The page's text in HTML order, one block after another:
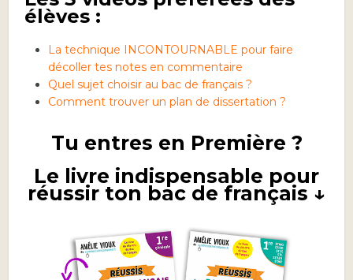
élèves :
La technique INCONTOURNABLE pour faire
décoller tes notes en commentaire
Quel sujet choisir au bac de français ?
Comment trouver un plan de dissertation ?
Tu entres en Première ?
Le livre indispensable pour
réussir ton bac de français ↓